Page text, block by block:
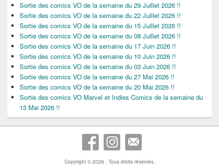
Sortie des comics VO de la semaine du 29 Juillet 2026 !!
Sortie des comics VO de la semaine du 22 Juillet 2026 !!
Sortie des comics VO de la semaine du 15 Juillet 2026 !!
Sortie des comics VO de la semaine du 08 Juillet 2026 !!
Sortie des comics VO de la semaine du 17 Juin 2026 !!
Sortie des comics VO de la semaine du 10 Juin 2026 !!
Sortie des comics VO de la semaine du 03 Juin 2026 !!
Sortie des comics VO de la semaine du 27 Mai 2026 !!
Sortie des comics VO de la semaine du 20 Mai 2026 !!
Sortie des comics VO Marvel et Indies Comics de la semaine du
13 Mai 2026 !!
Copyright © 2026 . Tous droits réservés.